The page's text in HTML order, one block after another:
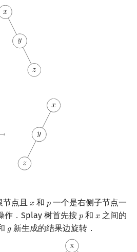
节点且𝑥
x 和𝑝
p 一个是右侧子节点一
作．Splay 树首先按 𝑝
p 和𝑥
x 之间的
𝑔
g新生成的结果边旋转．